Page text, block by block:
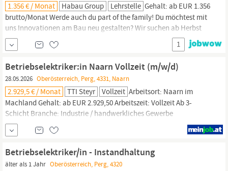
1.356 € / Monat Habau Group Lehrstelle Gehalt: ab EUR 1.356
brutto/Monat Werde auch du part of the family! Du möchtest mit
uns Innovationen am Bau neu gestalten? Wir suchen ab Herbst
2026 für unsere Elektroabteilung
.Das erwartet dich bei
unsLEHRBEGINN: Herbst 2026Hauptmodul: Anlagen und
Betriebstechnik Errichten und Inbetriebnehmen von elektrischen
Maschinen und
1
Betriebselektriker:in Naarn Vollzeit (m/w/d)
28.05.2026 Oberösterreich, Perg, 4331, Naarn
2.929,5 € / Monat TTI Steyr Vollzeit Arbeitsort: Naarn im
Machland Gehalt: ab EUR 2.929,50 Arbeitszeit: Vollzeit Ab 3-
Schicht Branche: Industrie / handwerkliches Gewerbe
Arbeitsbeginn: ab sofort Für unser Team in Naarn im Machland
suchen wir eine engagierte Betriebselektriker:in beziehungsweise
mit technischem Know-how und Leidenschaft
Betriebselektriker/in - Instandhaltung
älter als 1 Jahr Oberösterreich, Perg, 4320